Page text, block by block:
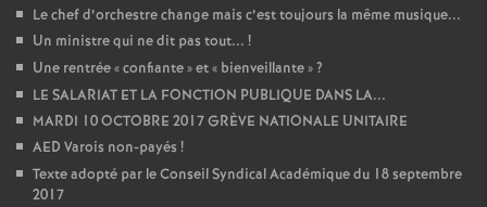
Le chef d’orchestre change mais c’est toujours la même musique...
Un ministre qui ne dit pas tout... !
Une rentrée «confiante» et « bienveillante»?
LE SALARIAT ET LA FONCTION PUBLIQUE DANS LA...
MARDI 10 OCTOBRE 2017 GRÈVE NATIONALE UNITAIRE
AED Varois non-payés !
Texte adopté par le Conseil Syndical Académique du 18 septembre
2017